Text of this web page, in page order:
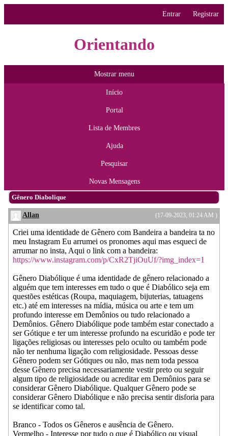
Entrar Registrar
Orientando
Mostrar menu
Início
Portal
Lista de Membres
Ajuda
Pesquisar
Novas Mensagens
Gênero Diabolique
(17-09-2023, 01:24 AM )
Allan
Criei uma identidade de Gênero com Bandeira a bandeira ta no
meu Instagram Eu arrumei os pronomes aqui mas esqueci de
arrumar no insta, Aqui o link com a bandeira:
https://www.instagram.com/p/CxR2TjiOuUf/?img_index=1
Gênero Diabólique é uma identidade de gênero relacionado a
alguém que tem interesses em tudo o que é Diabólico seja em
questões estéticas (Roupa, maquiagem, bijuterias, tatuagens
etc.) até em interesses na mídia, música ou arte e tem um
profundo interesse em Demônios ou tudo relacionado a
Demônios. Gênero Diabólique pode também estar conectado a
ser Gótique e ter um interesse profundo na escuridão e pode ter
ligações religiosas ou interesses pelo oculto ou também pode
não ter nenhuma ligação com religiosidade. Pessoas desse
Gênero podem ser Gótiques ou não, mas nem toda pessoa
desse Gênero precisa necessariamente vestir preto ou seguir
algum tipo de religiosidade ou acreditar em Demônios para se
considerar Gênero Diabólique. Qualquer Gênero pode se
considerar Gênero Diabólique e não precisa sentir disforia para
se identificar como tal.
Branco - Todos os Gêneros e ausência de Gênero.
Vermelho - Interesse por tudo o que é Diabólico ou visual